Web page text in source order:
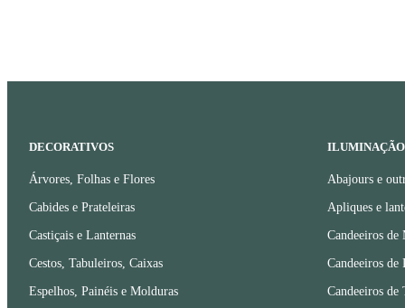
DECORATIVOS
Árvores, Folhas e Flores
Cabides e Prateleiras
Castiçais e Lanternas
Cestos, Tabuleiros, Caixas
Espelhos, Painéis e Molduras
ILUMINAÇÃO
Abajours e
Apliques e
Candeeiros de
Candeeiros de
Candeeiros de